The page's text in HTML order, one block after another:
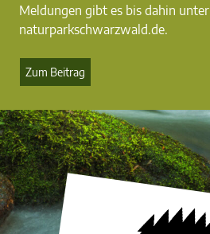
Meldungen gibt es bis dahin unter
naturparkschwarzwald.de.
Zum Beitrag